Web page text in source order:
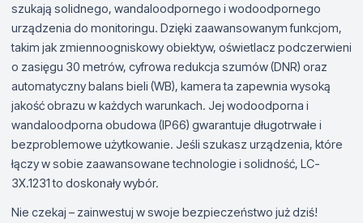
szukają solidnego, wandaloodpornego i wodoodpornego
urządzenia do monitoringu. Dzięki zaawansowanym funkcjom,
takim jak zmiennoogniskowy obiektyw, oświetlacz podczerwieni
o zasięgu 30 metrów, cyfrowa redukcja szumów (DNR) oraz
automatyczny balans bieli (WB), kamera ta zapewnia wysoką
jakość obrazu w każdych warunkach. Jej wodoodporna i
wandaloodporna obudowa (IP66) gwarantuje długotrwałe i
bezproblemowe użytkowanie. Jeśli szukasz urządzenia, które
łączy w sobie zaawansowane technologie i solidność, LC-
3X.1231 to doskonały wybór.
Nie czekaj – zainwestuj w swoje bezpieczeństwo już dziś!